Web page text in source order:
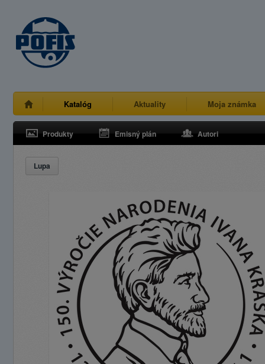
Katalóg Aktuality Moja známka
Produkty Emisný plán Autori
Lupa